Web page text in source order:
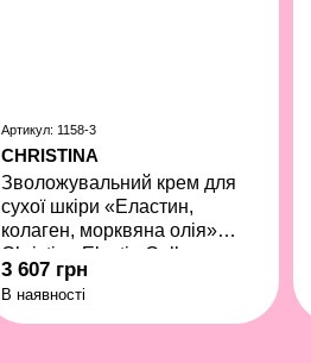
Артикул: 1158-3
CHRISTINA
Зволожувальний крем для
сухої шкіри «Еластин,
колаген, морквяна олія»
Christina Elastin Collagen
Carrot Oil Moisture Cream 250
мл
3 607 грн
В наявності